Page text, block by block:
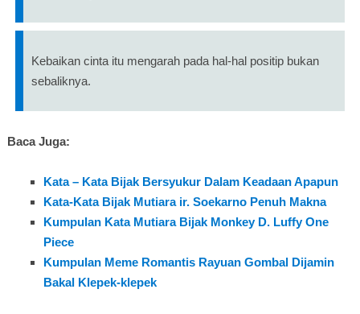
Kebaikan cinta itu mengarah pada hal-hal positip bukan
sebaliknya.
Baca Juga:
Kata – Kata Bijak Bersyukur Dalam Keadaan Apapun
Kata-Kata Bijak Mutiara ir. Soekarno Penuh Makna
Kumpulan Kata Mutiara Bijak Monkey D. Luffy One
Piece
Kumpulan Meme Romantis Rayuan Gombal Dijamin
Bakal Klepek-klepek